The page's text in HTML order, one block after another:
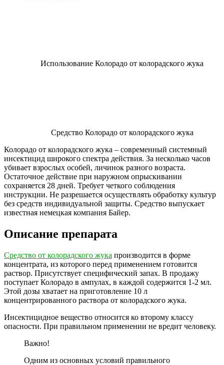
Использование Колорадо от колорадского жука
Средство Колорадо от колорадского жука
Колорадо от колорадского жука – современный системный
инсектицид широкого спектра действия. За несколько часов
убивает взрослых особей, личинок разного возраста.
Остаточное действие при наружном опрыскивании
сохраняется 28 дней. Требует четкого соблюдения
инструкции. Не разрешается осуществлять обработку культур
без средств индивидуальной защиты. Средство выпускает
известная немецкая компания Байер.
Описание препарата
Средство от колорадского жука производится в форме
концентрата, из которого перед применением готовится
раствор. Присутствует специфический запах. В продажу
поступает Колорадо в ампулах, в каждой содержится 1-2 мл.
Этой дозы хватает на приготовление 10 л
концентрированного раствора от колорадского жука.
Инсектицидное вещество относится ко второму классу
опасности. При правильном применении не вредит человеку.
Важно!
Одним из основных условий правильного